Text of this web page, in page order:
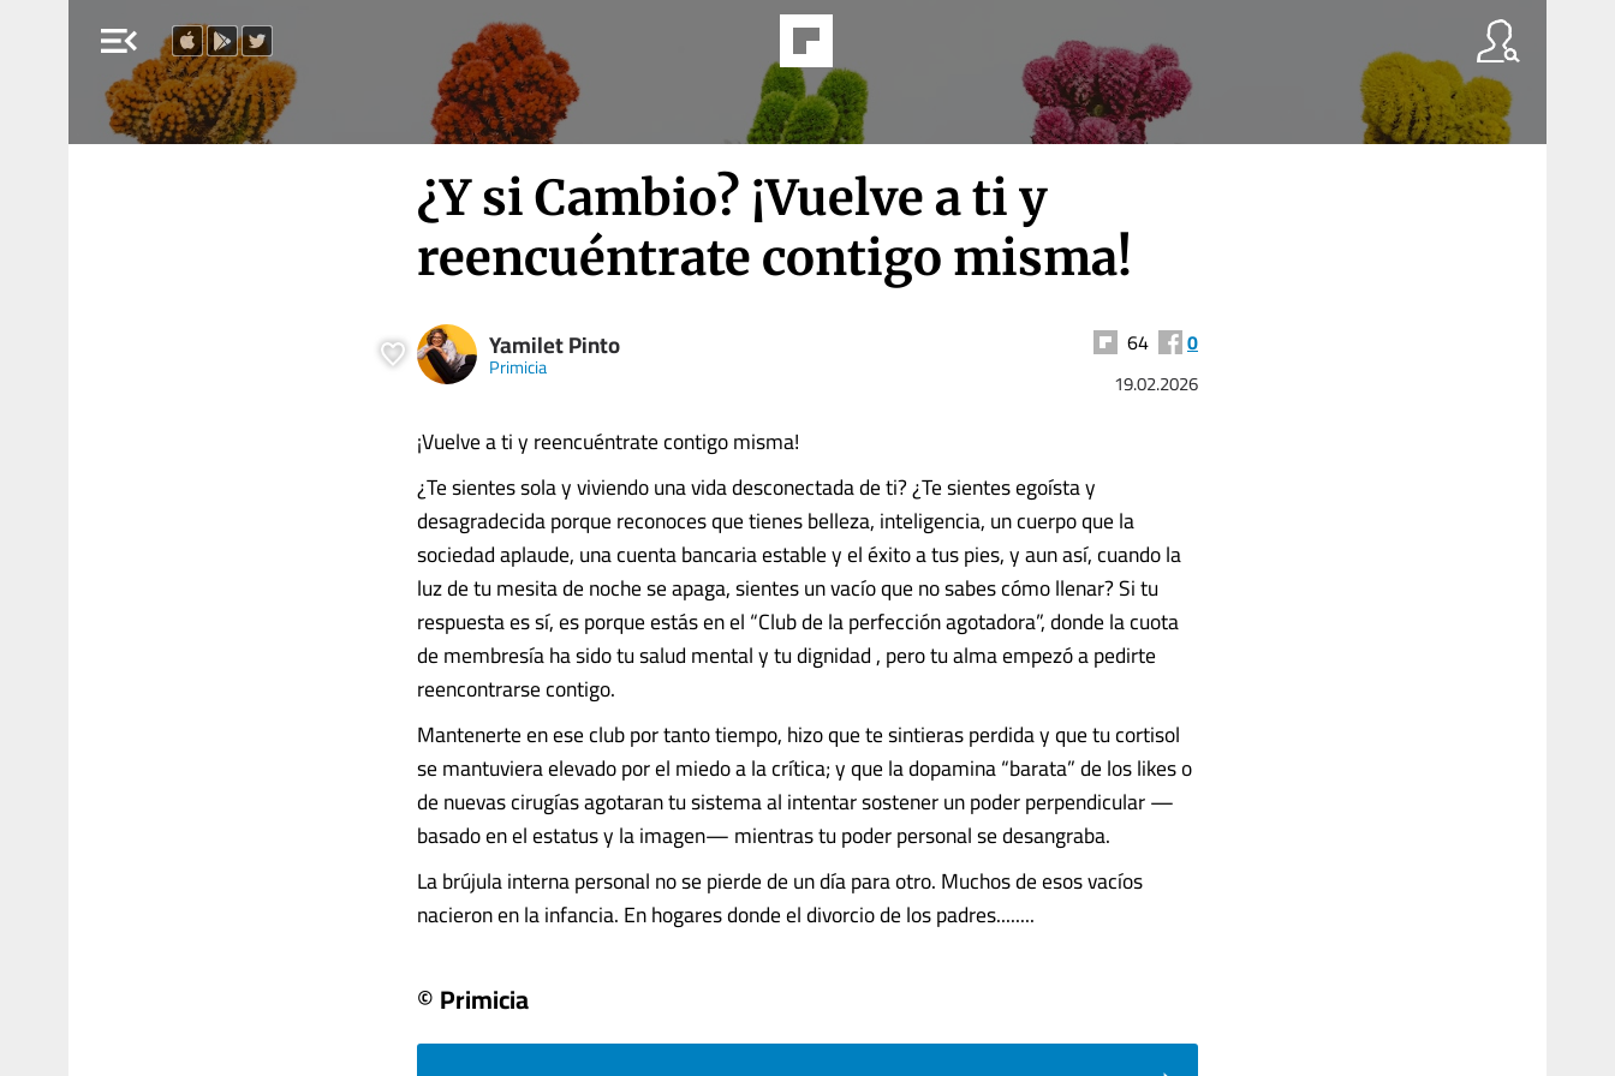
menu_open
¿Y si Cambio? ¡Vuelve a ti y
reencuéntrate contigo misma!
Yamilet Pinto
Primicia
64 0
19.02.2026
¡Vuelve a ti y reencuéntrate contigo misma!
¿Te sientes sola y viviendo una vida desconectada de ti? ¿Te sientes egoísta y
desagradecida porque reconoces que tienes belleza, inteligencia, un cuerpo que la
sociedad aplaude, una cuenta bancaria estable y el éxito a tus pies, y aun así, cuando la
luz de tu mesita de noche se apaga, sientes un vacío que no sabes cómo llenar? Si tu
respuesta es sí, es porque estás en el “Club de la perfección agotadora”, donde la cuota
de membresía ha sido tu salud mental y tu dignidad , pero tu alma empezó a pedirte
reencontrarse contigo.
Mantenerte en ese club por tanto tiempo, hizo que te sintieras perdida y que tu cortisol
se mantuviera elevado por el miedo a la crítica; y que la dopamina “barata” de los likes o
de nuevas cirugías agotaran tu sistema al intentar sostener un poder perpendicular —
basado en el estatus y la imagen— mientras tu poder personal se desangraba.
La brújula interna personal no se pierde de un día para otro. Muchos de esos vacíos
nacieron en la infancia. En hogares donde el divorcio de los padres........
© Primicia